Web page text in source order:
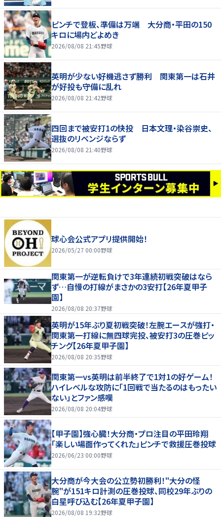
ピンチで登板、準備は万端 大分商・平田の150
キロに場内どよめき
2026/08/08 21:45野球
英明が少ない好機逃さず勝利 関東第一は石井
が好投も守備に乱れ
2026/08/08 21:42野球
四回まで被安打1の快投 日本文理・染谷崇史、
選抜のリベンジならず
2026/08/08 21:40野球
球心会公式アプリ提供開始！
2026/05/27 00:00野球
関東第一が逆転負けで3年連続初戦突破はなら
ず…自慢の打線がまさかの3安打【26年夏甲子
園】
2026/08/08 20:37野球
英明が15年ぶり夏初戦突破！左腕エースが強打・
関東第一打線に無四球完投、被安打3の圧巻ピッ
チング【26年夏甲子園】
2026/08/08 20:35野球
関東第一vs英明は前半終了で1対1の好ゲーム！
ハイレベルな攻防に「1回戦で当たるのはもったい
ない」とファン感嘆
2026/08/08 20:04野球
【甲子園】強心臓！大分商・プロ注目の平田玲翔
「楽しい場面作ってくれた」ピンチで救援圧巻投球
2026/06/23 00:00野球
大分商が今大会の公立勢初勝利！"大分の怪
腕"が151キロ計測の圧巻投球、同校29年ぶりの
白星呼び込む【26年夏甲子園】
2026/08/08 19:32野球